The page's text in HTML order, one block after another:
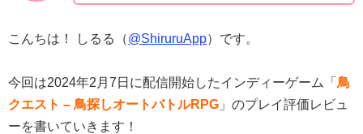
こんちは！ しるる（@ShiruruApp）です。
今回は2024年2月7日に配信開始したインディーゲーム「 鳥
クエスト – 鳥探しオートバトルRPG 」のプレイ評価レビュ
ーを書いていきます！